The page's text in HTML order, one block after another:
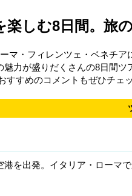
始
ルラウンジ
楽しむ8日間。旅
マ・フィレンツェ・ベネチ
魅力が盛りだくさんの8日間
すすめのコメントもぜひチェ
港を出発。イタリア・ローマ